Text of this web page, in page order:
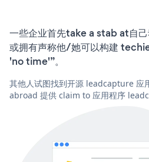
一些企业首先take a stab at自
或拥有声称他/她可以构建
'no time'”。
其他人试图找到开源 leadcapture 应
abroad 提供 claim to 应用程序